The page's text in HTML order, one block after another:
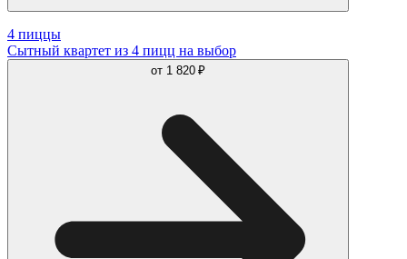
4 пиццы
Сытный квартет из 4 пицц на выбор
от 1 820 ₽